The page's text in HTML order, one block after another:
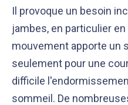
Il provoque un besoin
jambes, en particulier
mouvement apporte un
seulement pour une
difficile
sommeil. De